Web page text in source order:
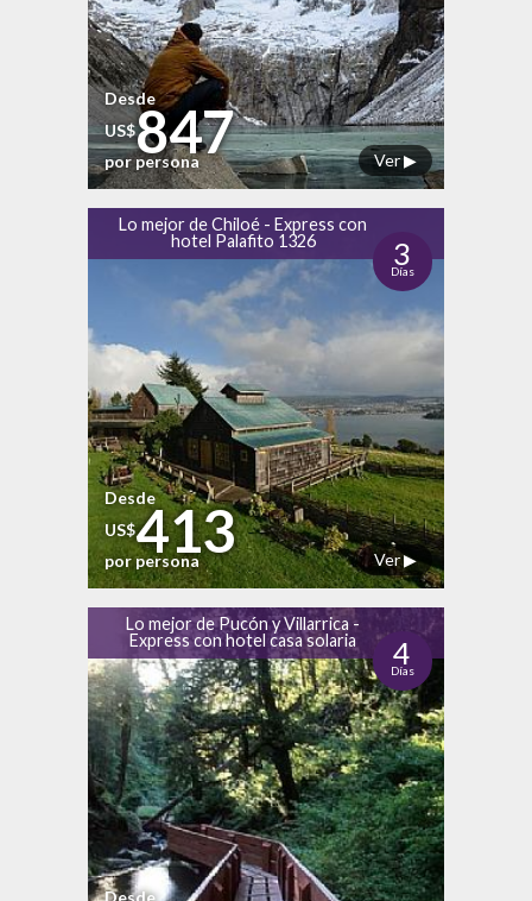
Ver ▶
Desde
US$847
por persona
Lo mejor de Chiloé - Express con
hotel Palafito 1326
3
Días
Ver ▶
Desde
US$413
por persona
Lo mejor de Pucón y Villarrica -
Express con hotel casa solaria
4
Días
Desde